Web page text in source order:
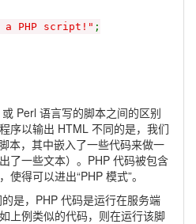
PHP script!" ;
Perl 语言写的脚本之间的区别
以输出 HTML 不同的是，我们
本，其中嵌入了一些代码来做一
了一些文本）。PHP 代码被包含
使得可以进出“PHP 模式”。
是，PHP 代码是运行在服务端
上例类似的代码，则在运行该脚